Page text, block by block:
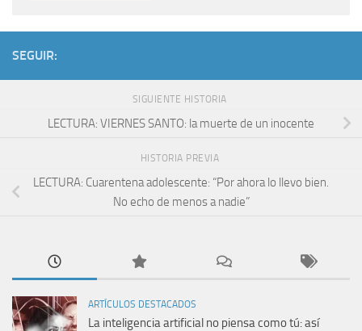
SEGUIR:
SIGUIENTE HISTORIA
LECTURA: VIERNES SANTO: la muerte de un inocente
HISTORIA PREVIA
LECTURA: Cuarentena adolescente: “Por ahora lo llevo bien.
No echo de menos a nadie”
ARTÍCULOS DESTACADOS
La inteligencia artificial no piensa como tú: así